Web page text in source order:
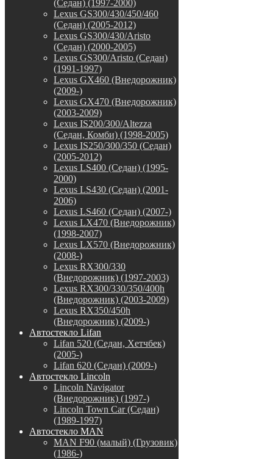
(Седан) (1997-2000)
Lexus GS300/430/450/460
(Седан) (2005-2012)
Lexus GS300/430/Aristo
(Седан) (2000-2005)
Lexus GS300/Aristo (Седан)
(1991-1997)
Lexus GX460 (Внедорожник)
(2009-)
Lexus GX470 (Внедорожник)
(2003-2009)
Lexus IS200/300/Altezza
(Седан, Комби) (1998-2005)
Lexus IS250/300/350 (Седан)
(2005-2012)
Lexus LS400 (Седан) (1995-
2000)
Lexus LS430 (Седан) (2001-
2006)
Lexus LS460 (Седан) (2007-)
Lexus LX470 (Внедорожник)
(1998-2007)
Lexus LX570 (Внедорожник)
(2008-)
Lexus RX300/330
(Внедорожник) (1997-2003)
Lexus RX300/330/350/400h
(Внедорожник) (2003-2009)
Lexus RX350/450h
(Внедорожник) (2009-)
Автостекло Lifan
Lifan 520 (Седан, Хетчбек)
(2005-)
Lifan 620 (Седан) (2009-)
Автостекло Lincoln
Lincoln Navigator
(Внедорожник) (1997-)
Lincoln Town Car (Седан)
(1989-1997)
Автостекло MAN
MAN F90 (малый) (Грузовик)
(1986-)